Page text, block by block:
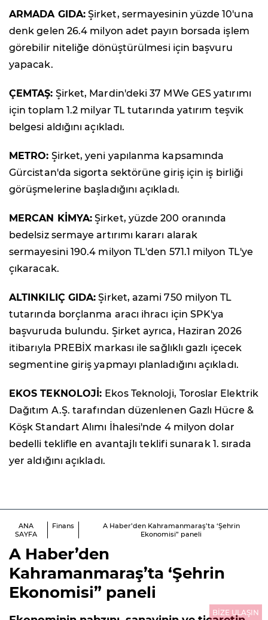
ARMADA GIDA:Şirket, sermayesinin yüzde 10'una
denk gelen 26.4 milyon adet payın borsada işlem
görebilir niteliğe dönüştürülmesi için başvuru
yapacak.
ÇEMTAŞ: Şirket, Mardin'deki 37 MWe GES yatırımı
için toplam 1.2 milyar TL tutarında yatırım teşvik
belgesi aldığını açıkladı.
METRO: Şirket, yeni yapılanma kapsamında
Gürcistan'da sigorta sektörüne giriş için iş birliği
görüşmelerine başladığını açıkladı.
MERCAN KİMYA: Şirket, yüzde 200 oranında
bedelsiz sermaye artırımı kararı alarak
sermayesini 190.4 milyon TL'den 571.1 milyon TL'ye
çıkaracak.
ALTINKILIÇ GIDA: Şirket, azami 750 milyon TL
tutarında borçlanma aracı ihracı için SPK'ya
başvuruda bulundu. Şirket ayrıca, Haziran 2026
itibarıyla PREBİX markası ile sağlıklı gazlı içecek
segmentine giriş yapmayı planladığını açıkladı.
EKOS TEKNOLOJİ: Ekos Teknoloji, Toroslar Elektrik
Dağıtım A.Ş. tarafından düzenlenen Gazlı Hücre &
Köşk Standart Alımı İhalesi'nde 4 milyon dolar
bedelli teklifle en avantajlı teklifi sunarak 1. sırada
yer aldığını açıkladı.
ANA
SAYFA
Finans
A Haber’den Kahramanmaraş’ta ‘Şehrin
Ekonomisi” paneli
A Haber’den
Kahramanmaraş’ta ‘Şehrin
Ekonomisi” paneli
BİZE ULAŞIN